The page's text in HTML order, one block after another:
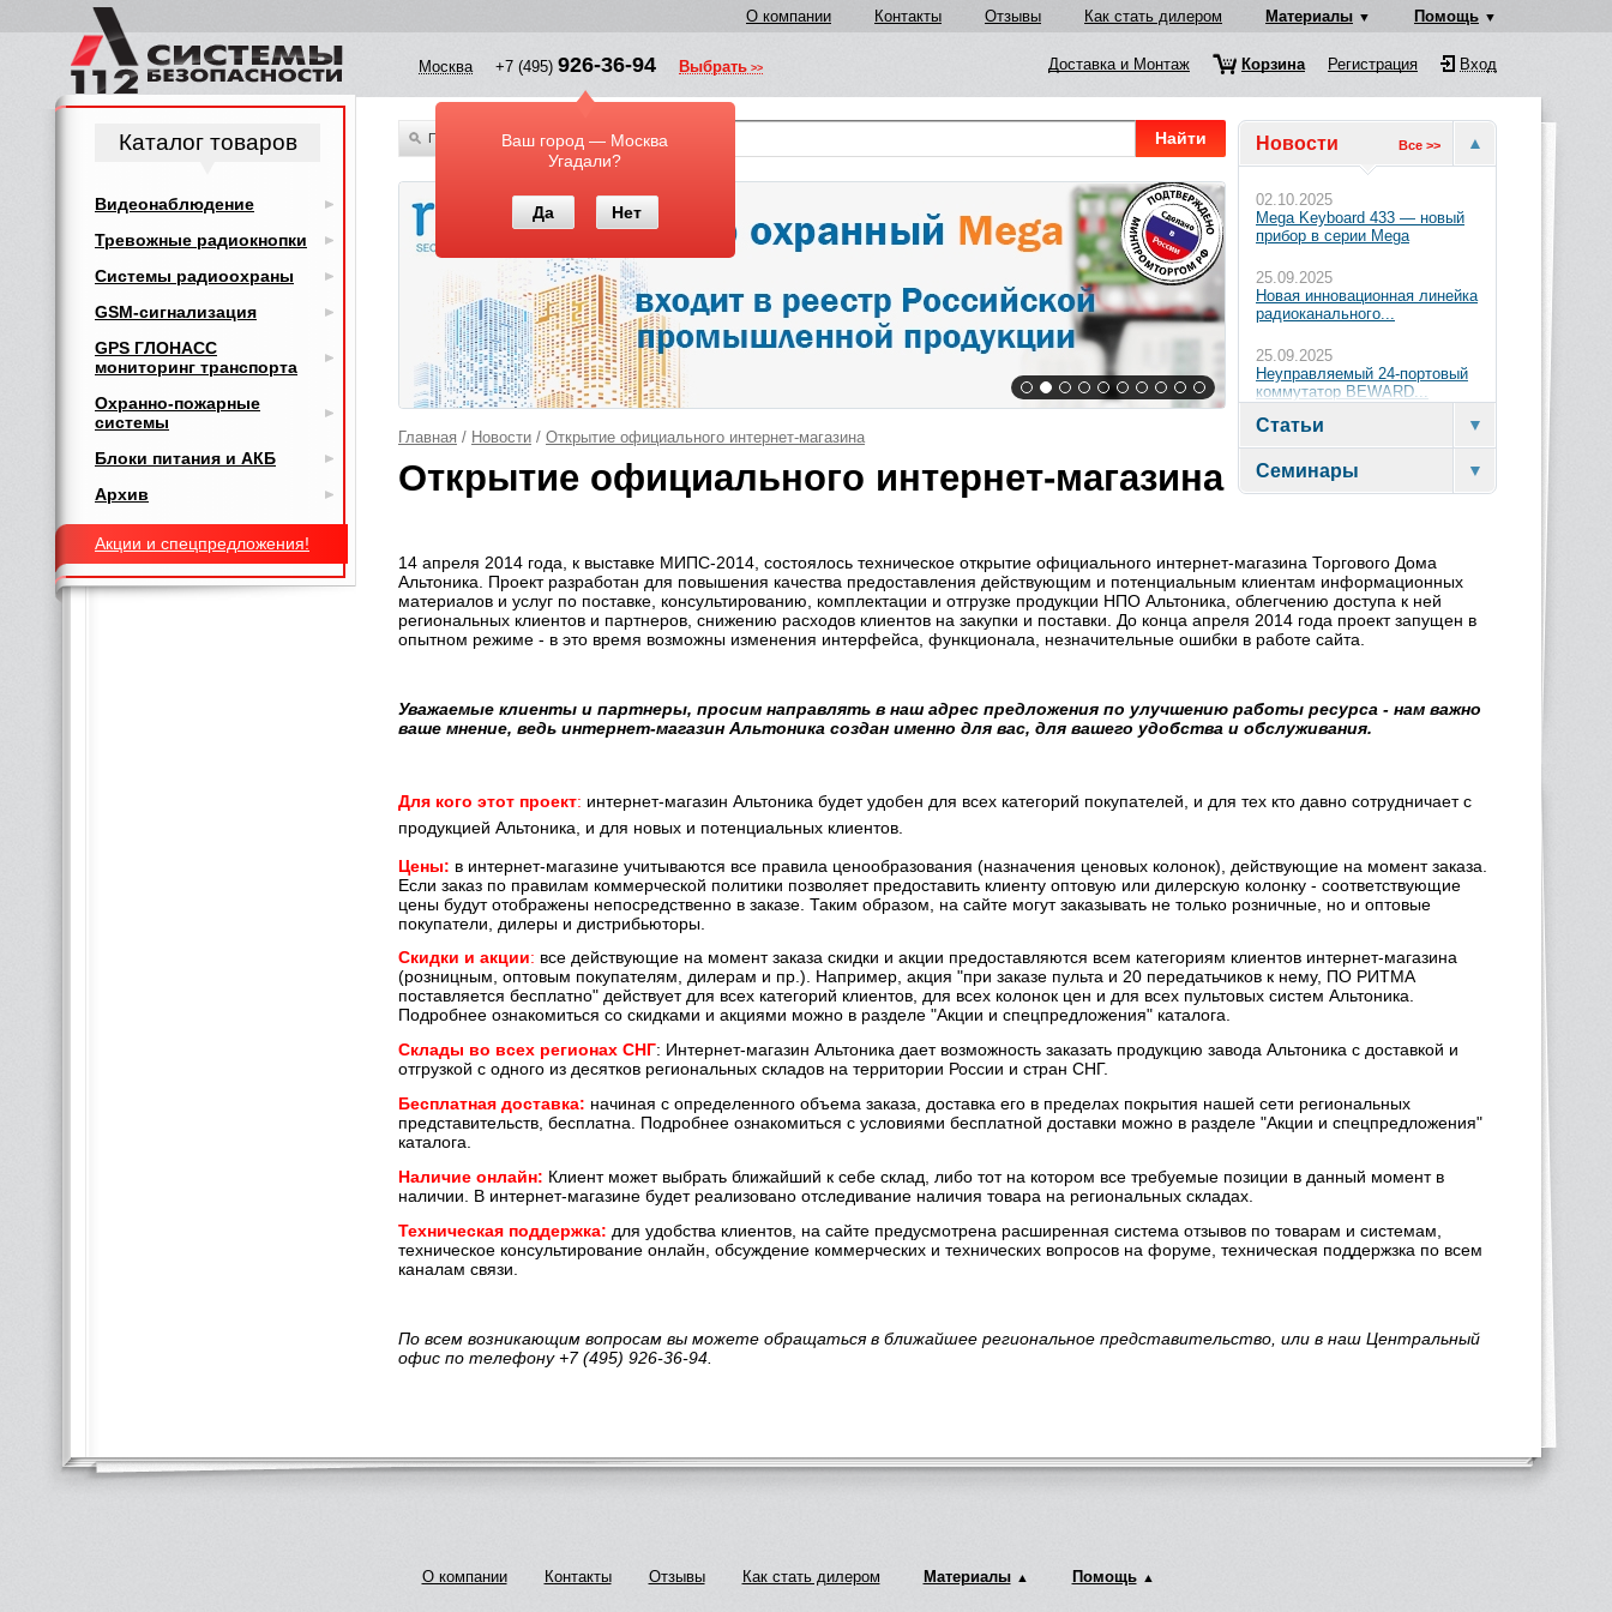
О компании Контакты Отзывы Как стать дилером Материалы Помощь
Москва +7 (495) 926-36-94
Ваш город — Москва
Угадали?
Да Нет
Выбрать Доставка и Монтаж Корзина Регистрация Вход
Новости Все >>
02.10.2025
Mega Keyboard 433 — новый
прибор в серии Mega
25.09.2025
Новая инновационная линейка
радиоканального...
25.09.2025
Неуправляемый 24-портовый
коммутатор BEWARD...
Статьи
Семинары
По всему каталогу Найти
Главная / Новости / Открытие официального интернет-магазина
Открытие официального интернет-магазина
14 апреля 2014 года, к выставке МИПС-2014, состоялось техническое открытие официального интернет-магазина Торгового Дома
Альтоника. Проект разработан для повышения качества предоставления действующим и потенциальным клиентам информационных
материалов и услуг по поставке, консультированию, комплектации и отгрузке продукции НПО Альтоника, облегчению доступа к ней
региональных клиентов и партнеров, снижению расходов клиентов на закупки и поставки. До конца апреля 2014 года проект запущен в
опытном режиме - в это время возможны изменения интерфейса, функционала, незначительные ошибки в работе сайта.
Уважаемые клиенты и партнеры, просим направлять в наш адрес предложения по улучшению работы ресурса - нам важно
ваше мнение, ведь интернет-магазин Альтоника создан именно для вас, для вашего удобства и обслуживания.
Для кого этот проект: интернет-магазин Альтоника будет удобен для всех категорий покупателей, и для тех кто давно сотрудничает с
продукцией Альтоника, и для новых и потенциальных клиентов.
Цены: в интернет-магазине учитываются все правила ценообразования (назначения ценовых колонок), действующие на момент заказа.
Если заказ по правилам коммерческой политики позволяет предоставить клиенту оптовую или дилерскую колонку - соответствующие
цены будут отображены непосредственно в заказе. Таким образом, на сайте могут заказывать не только розничные, но и оптовые
покупатели, дилеры и дистрибьюторы.
Скидки и акции: все действующие на момент заказа скидки и акции предоставляются всем категориям клиентов интернет-магазина
(розницным, оптовым покупателям, дилерам и пр.). Например, акция "при заказе пульта и 20 передатьчиков к нему, ПО РИТМА
поставляется бесплатно" действует для всех категорий клиентов, для всех колонок цен и для всех пультовых систем Альтоника.
Подробнее ознакомиться со скидками и акциями можно в разделе "Акции и спецпредложения" каталога.
Склады во всех регионах СНГ: Интернет-магазин Альтоника дает возможность заказать продукцию завода Альтоника с доставкой и
отгрузкой с одного из десятков региональных складов на территории России и стран СНГ.
Бесплатная доставка: начиная с определенного объема заказа, доставка его в пределах покрытия нашей сети региональных
представительств, бесплатна. Подробнее ознакомиться с условиями бесплатной доставки можно в разделе "Акции и спецпредложения"
каталога.
Наличие онлайн: Клиент может выбрать ближайший к себе склад, либо тот на котором все требуемые позиции в данный момент в
наличии. В интернет-магазине будет реализовано отследивание наличия товара на региональных складах.
Техническая поддержка: для удобства клиентов, на сайте предусмотрена расширенная система отзывов по товарам и системам,
техническое консультирование онлайн, обсуждение коммерческих и технических вопросов на форуме, техническая поддержзка по всем
каналам связи.
По всем возникающим вопросам вы можете обращаться в ближайшее региональное представительство, или в наш Центральный
офис по телефону +7 (495) 926-36-94.
Каталог товаров
Видеонаблюдение
Тревожные радиокнопки
Системы радиоохраны
GSM-сигнализация
GPS ГЛОНАСС
мониторинг транспорта
Охранно-пожарные
системы
Блоки питания и АКБ
Архив
Акции и спецпредложения!
О компании Контакты Отзывы Как стать дилером Материалы Помощь